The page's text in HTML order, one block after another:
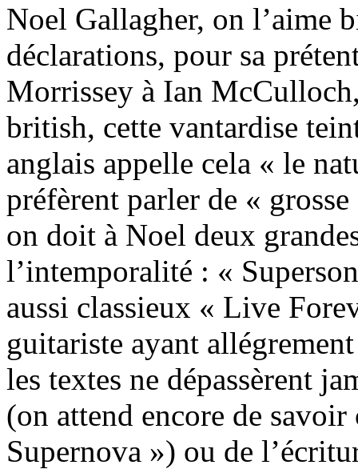
Noel Gallagher, on l’aime
déclarations, pour sa
Morrissey à Ian
british, cette vantardise
anglais appelle cela « le
préfèrent parler de «
on doit à Noel deux
l’intemporalité : «
aussi classieux « Live
guitariste ayant
les textes ne dépassèrent
(on attend encore de savoir
Supernova ») ou de